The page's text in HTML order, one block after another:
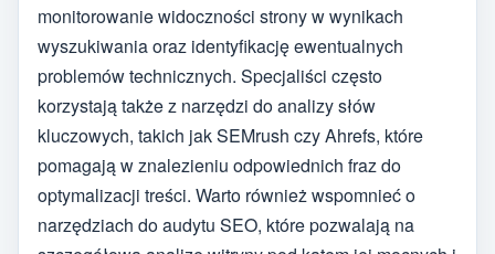
monitorowanie widoczności strony w wynikach
wyszukiwania oraz identyfikację ewentualnych
problemów technicznych. Specjaliści często
korzystają także z narzędzi do analizy słów
kluczowych, takich jak SEMrush czy Ahrefs, które
pomagają w znalezieniu odpowiednich fraz do
optymalizacji treści. Warto również wspomnieć o
narzędziach do audytu SEO, które pozwalają na